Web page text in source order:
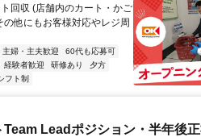
回収 (店舗内のカート・かご
他にもお客様対応やレジ周
主婦・主夫歓迎
60代も応募可
経験者歓迎 研修あり
夕方
フト制
Leadポジション・半年後正